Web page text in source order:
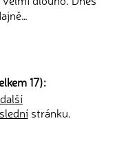
17):
další
stránku.